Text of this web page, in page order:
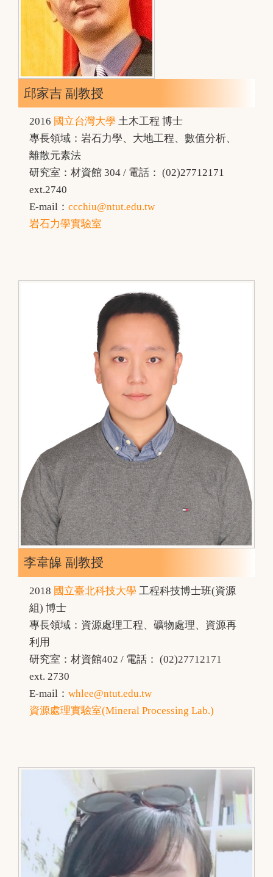
邱家吉 副教授
2016 國立台灣大學 土木工程 博士
專長領域：岩石力學、大地工程、數值分析、
離散元素法
研究室：材資館 304 / 電話： (02)27712171
ext.2740
E-mail：ccchiu@ntut.edu.tw
岩石力學實驗室
李韋皞 副教授
2018 國立臺北科技大學 工程科技博士班(資源
組) 博士
專長領域：資源處理工程、礦物處理、資源再
利用
研究室：材資館402 / 電話： (02)27712171
ext. 2730
E-mail：whlee@ntut.edu.tw
資源處理實驗室(Mineral Processing Lab.)